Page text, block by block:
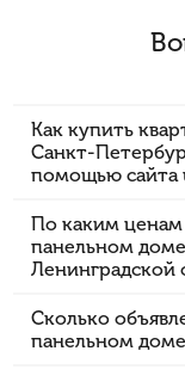
Как купить
Санкт-
помощью сайта
По каким ценам
панельном
Ленинградской
Сколько
панельном